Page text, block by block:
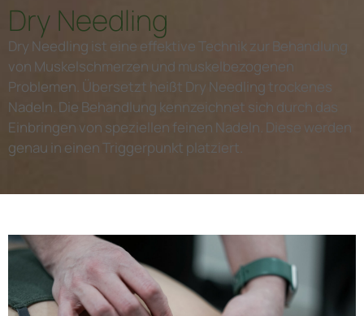
Dry Needling
Dry Needling ist eine effektive Technik zur Behandlung
von Muskelschmerzen und muskelbezogenen
Problemen. Übersetzt heißt Dry Needling trockenes
Nadeln. Die Behandlung kennzeichnet sich durch das
Einbringen von speziellen feinen Nadeln. Diese werden
genau in einen Triggerpunkt platziert.